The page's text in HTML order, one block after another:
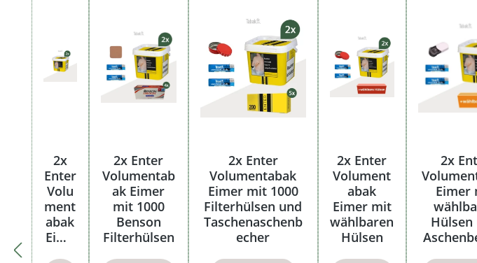
2x
Enter
Volu
ment
abak
Eime
2x Enter
Volumentab
ak Eimer
mit 1000
Benson
Filterhülsen
2x Enter
Volumentabak
Eimer mit 1000
Filterhülsen und
Taschenaschenb
echer
2x Enter
Volument
abak
Eimer mit
wählbaren
Hülsen
2x
Eimer
Hülsen